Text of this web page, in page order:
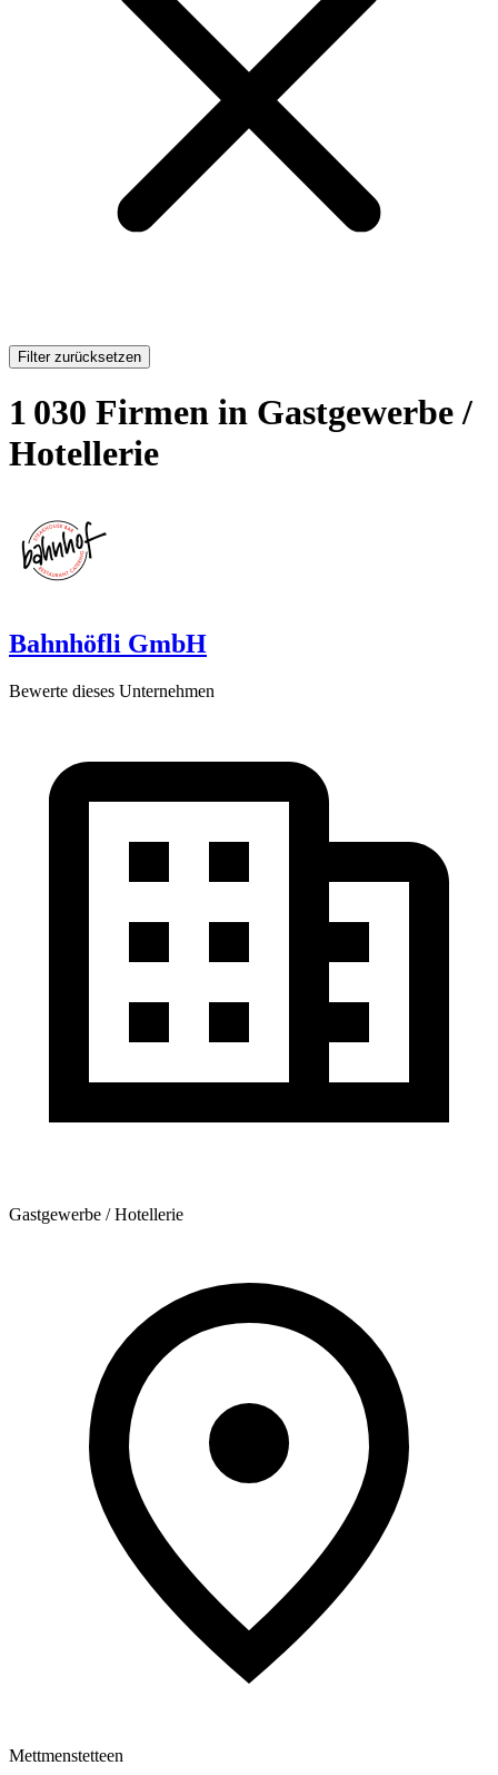
Filter zurücksetzen
1 030 Firmen in Gastgewerbe /
Hotellerie
Bahnhöfli GmbH
Bewerte dieses Unternehmen
Gastgewerbe / Hotellerie
Mettmenstetteen